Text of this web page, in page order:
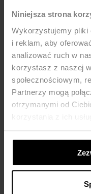
Niniejsza strona
Wykorzystujemy pliki
i reklam, aby
analizować ruch w
korzystasz z naszej
społecznościowym,
Partnerzy mogą
otrzymanymi od